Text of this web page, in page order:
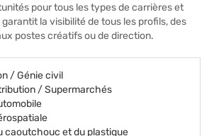
pour tous les types de carrières et
la visibilité de tous les profils, des
postes créatifs ou de direction.
/ Génie civil
/ Supermarchés
caoutchouc et du plastique